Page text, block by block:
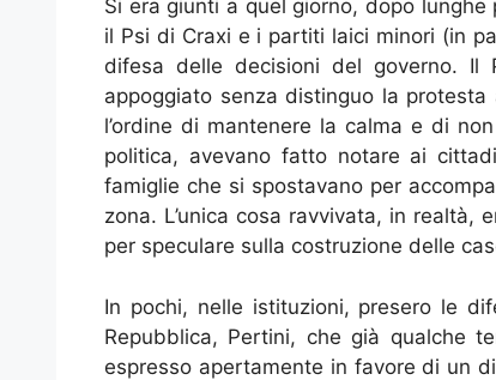
Si era giunti a quel giorno, dopo
il Psi di Craxi e i partiti laici minori (in
difesa delle decisioni del governo. Il
appoggiato senza distinguo la
l’ordine di mantenere la calma e di
politica, avevano fatto notare ai
famiglie che si spostavano per
zona. L’unica cosa ravvivata, in
per speculare sulla costruzione delle
In pochi, nelle istituzioni, presero le
Repubblica, Pertini, che già qualche
espresso apertamente in favore di un